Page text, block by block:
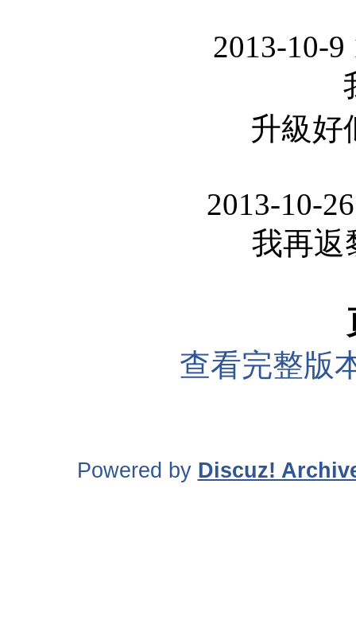
2013-10-
升級好
2013-10-
我再返
查看完整版
Powered by Discuz!